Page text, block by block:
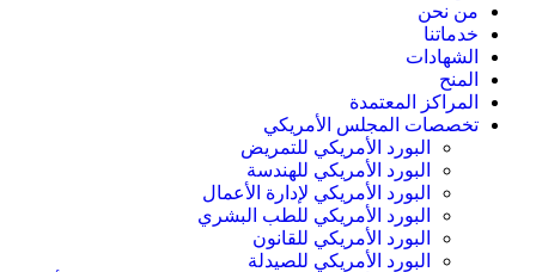
من نحن
خدماتنا
الشهادات
المنح
المراكز المعتمدة
تخصصات المجلس الأمريكي
البورد الأمريكي للتمريض
البورد الأمريكي للهندسة
البورد الأمريكي لإدارة الأعمال
البورد الأمريكي للطب البشري
البورد الأمريكي للقانون
البورد الأمريكي للصيدلة